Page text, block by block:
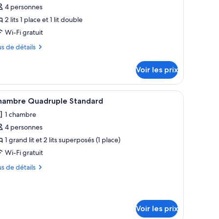
:
4 personnes
2 lits 1 place et 1 lit double
Wi-Fi gratuit
de détails
Voir les prix
représentant un paysage côtier.
blancs, un tableau représentant un paysage côtier et des serviettes
Une chambre d’hôtel avec un lit, deux
1 Quadruple Standard
1 chambre
4 personnes
1 grand lit et 2 lits superposés (1 place)
Wi-Fi gratuit
de détails
Voir les prix